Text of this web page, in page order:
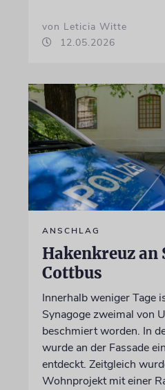
von Leticia Witte
12.05.2026
ANSCHLAG
Hakenkreuz an
Cottbus
Innerhalb weniger Tage
Synagoge zweimal von
beschmiert worden. In
wurde an der Fassade
entdeckt. Zeitgleich
Wohnprojekt mit einer